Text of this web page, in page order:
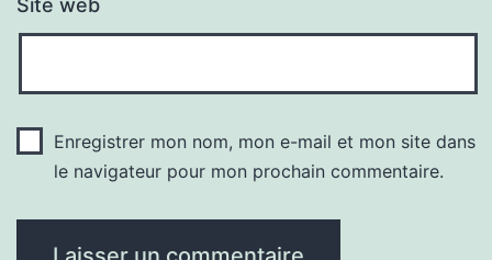
Enregistrer mon nom, mon e-mail et mon site dans
le navigateur pour mon prochain commentaire.